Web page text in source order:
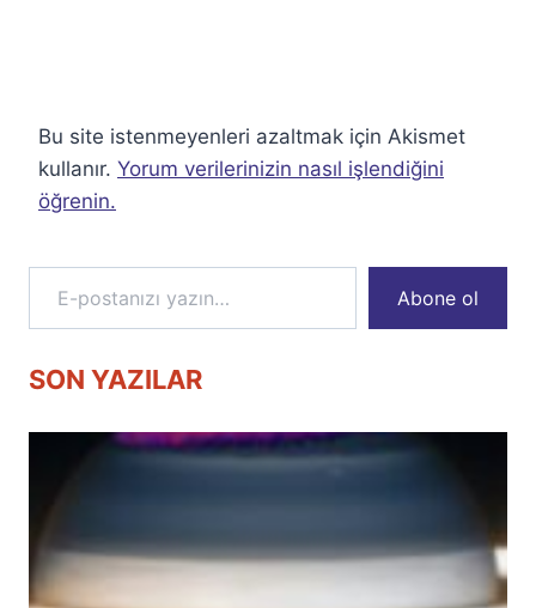
Bu site istenmeyenleri azaltmak için Akismet
kullanır. Yorum verilerinizin nasıl işlendiğini
öğrenin.
E-postanızı yazın…
Abone ol
SON YAZILAR